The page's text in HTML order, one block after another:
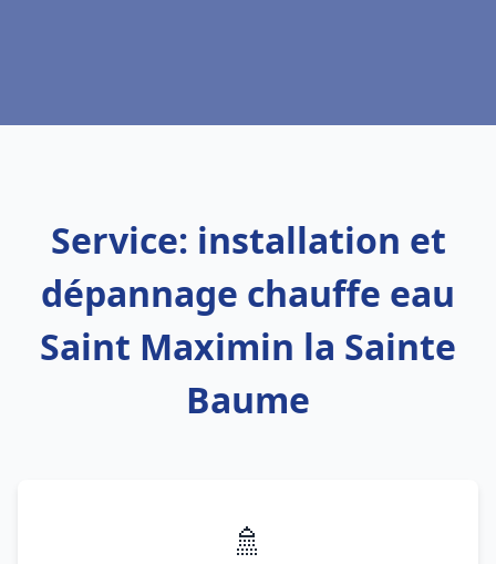
Service: installation et
dépannage chauffe eau
Saint Maximin la Sainte
Baume
🚿